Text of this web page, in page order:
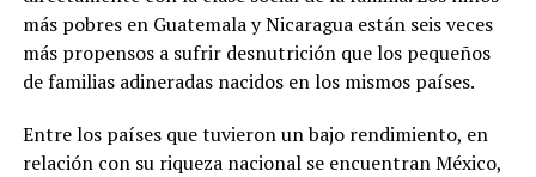
más pobres en Guatemala y Nicaragua están seis veces
más propensos a sufrir desnutrición que los pequeños
de familias adineradas nacidos en los mismos países.
Entre los países que tuvieron un bajo rendimiento, en
relación con su riqueza nacional se encuentran México,